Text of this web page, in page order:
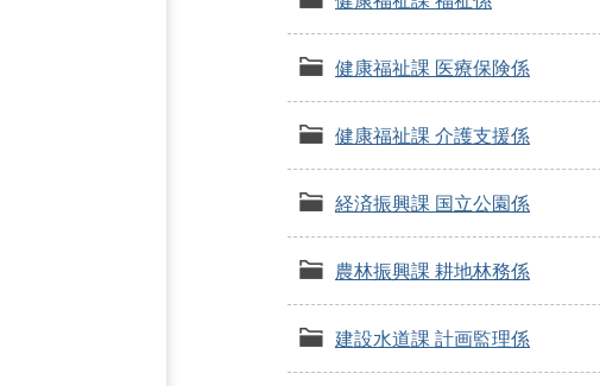
健康福祉課 医療保険係
健康福祉課 介護支援係
経済振興課 国立公園係
農林振興課 耕地林務係
建設水道課 計画監理係